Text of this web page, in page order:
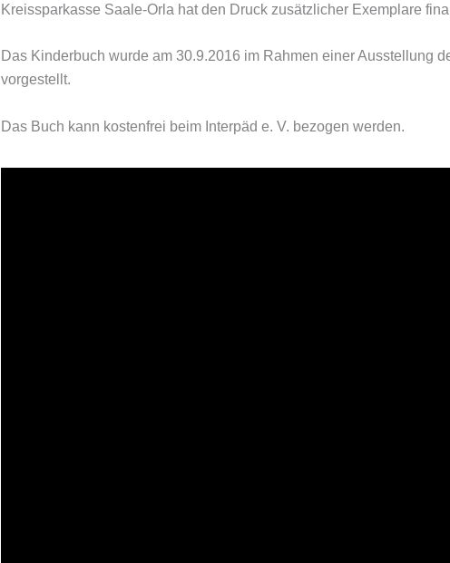
Kreissparkasse Saale-Orla hat den Druck zusätzlicher Exemplare
Das Kinderbuch wurde am 30.9.2016 im Rahmen einer Ausstellung
vorgestellt.
Das Buch kann kostenfrei beim Interpäd e. V. bezogen werden.